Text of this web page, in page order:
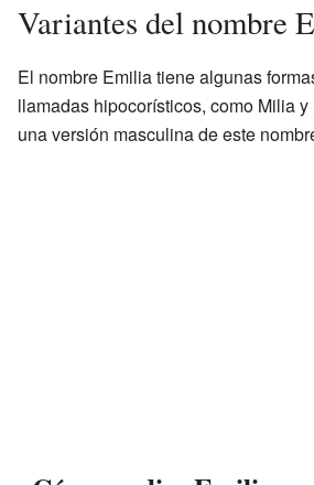
Variantes del nombre
El nombre Emilia tiene algunas
llamadas hipocorísticos, como Milia
una versión masculina de este